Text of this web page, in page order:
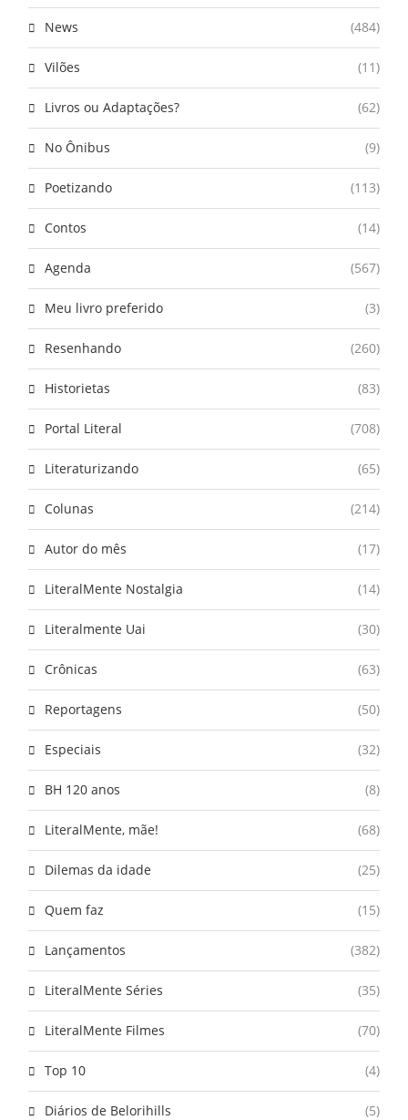
News (484)
Vilões (11)
Livros ou Adaptações? (62)
No Ônibus (9)
Poetizando (113)
Contos (14)
Agenda (567)
Meu livro preferido (3)
Resenhando (260)
Historietas (83)
Portal Literal (708)
Literaturizando (65)
Colunas (214)
Autor do mês (17)
LiteralMente Nostalgia (14)
Literalmente Uai (30)
Crônicas (63)
Reportagens (50)
Especiais (32)
BH 120 anos (8)
LiteralMente, mãe! (68)
Dilemas da idade (25)
Quem faz (15)
Lançamentos (382)
LiteralMente Séries (35)
LiteralMente Filmes (70)
Top 10 (4)
Diários de Belorihills (5)